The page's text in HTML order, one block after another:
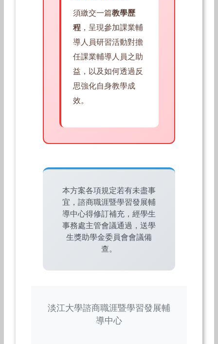
須繳交一篇教學歷
程 ，呈現參加課業輔
導人員研習活動對擔
任課業輔導人員之助
益，以及如何透過反
思強化自身教學成
效。
本方案各項規定若有未盡事
宜，諮商職涯暨學習發展輔
導中心得修訂補充，經學生
事務處主管會議通過，送學
生獎助學金委員會會議備
查。
淡江大學諮商職涯暨學習發展輔
導中心